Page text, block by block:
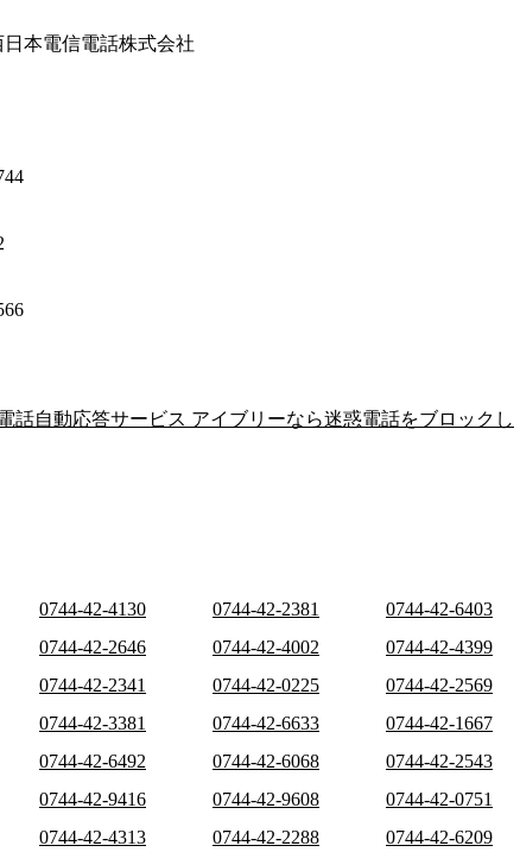
日本電信電話株式会社
話自動応答サービス アイブリーなら迷惑電話をブロックし
0744-42-4130 0744-42-2381
0744-42-6403
0744-42-2646 0744-42-4002
0744-42-4399
0744-42-2341 0744-42-0225
0744-42-2569
0744-42-3381 0744-42-6633
0744-42-1667
0744-42-6492 0744-42-6068
0744-42-2543
0744-42-9416 0744-42-9608
0744-42-0751
0744-42-4313 0744-42-2288
0744-42-6209